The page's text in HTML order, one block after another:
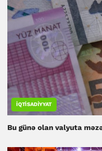
İQTISADIYYAT
Bu günə olan valyuta